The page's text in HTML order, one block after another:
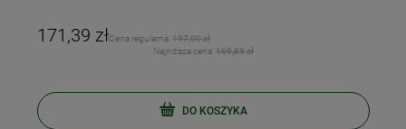
171,39 złCena regularna: 197,00 zł
Najniższa cena: 169,89 zł
DO KOSZYKA